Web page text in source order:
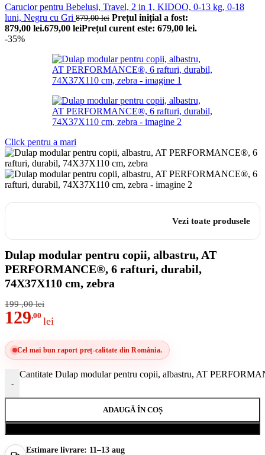
Carucior pentru Bebelusi, Travel, 2 in 1, KIDOO, 0-13 kg, 0-18
luni, Negru cu Gri 879,00lei Prețul inițial a fost:
879,00 lei.679,00 leiPrețul curent este: 679,00 lei.
-35%
Click pentru a mari
Vezi toate produsele
Dulap modular pentru copii, albastru, AT
PERFORMANCE®, 6 rafturi, durabil,
74X37X110 cm, zebra
199 ,00 lei
129,00 lei
Cel mai bun raport preț-calitate din România.
-
Cantitate Dulap modular pentru copii, albastru, AT
ADAUGĂ ÎN COȘ
Estimare livrare: 11–13 aug